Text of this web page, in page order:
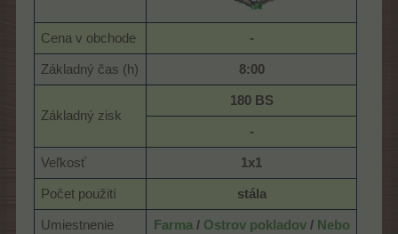
Cena v obchode -
Základný čas (h) 8:00
Základný zisk
180 BS
-
Veľkosť 1x1
Počet použití stála
Umiestnenie Farma/ Ostrov pokladov/ Nebo